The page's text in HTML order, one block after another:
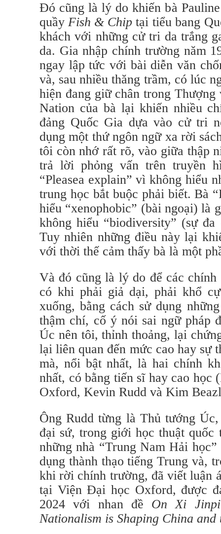
Đó cũng là lý do khiến bà
quầy Fish & Chip tại tiểu bang
khách với những cử tri da trắng
da. Gia nhập chính trường năm
ngay lập tức với bài diễn văn
và, sau nhiều thăng trầm, có lúc
hiện đang giữ chân trong
Nation của bà lại khiến nhiều
đảng Quốc Gia dựa vào cử tri
dụng một thứ ngôn ngữ xa rời
tôi còn nhớ rất rõ, vào giữa thập
trả lời phỏng vấn trên truyền
“Pleasea explain” vì không hiểu
trung học bắt buộc phải biết. Bà
hiểu “xenophobic” (bài ngoại) là
không hiểu “biodiversity” (sự
Tuy nhiên những điều này lại
với thời thế cảm thấy bà là một
Và đó cũng là lý do để các
có khi phải giả dại, phải khổ
xuống, bằng cách sử dụng
thậm chí, cố ý nói sai ngữ pháp
Úc nên tôi, thỉnh thoảng, lại
lại liên quan đến mức cao hay sự
mà, nổi bật nhất, là hai chính
nhất, có bằng tiến sĩ hay cao học
Oxford, Kevin Rudd và Kim
Ông Rudd từng là Thủ tướng
đại sứ, trong giới học thuật
những nhà “Trung Nam Hải
dụng thành thạo tiếng Trung và,
khi rời chính trường, đã viết luận
tại Viện Đại học Oxford, được
2024 với nhan đề On Xi
Nationalism is Shaping China and